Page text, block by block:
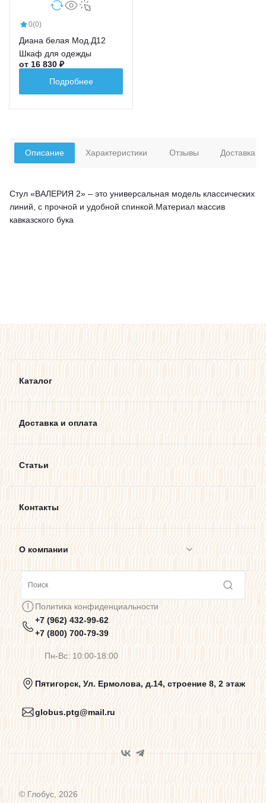
0(0)
Диана белая Мод.Д12
Шкаф для одежды
от 16 830 ₽
Подробнее
Описание
Стул «ВАЛЕРИЯ 2» – это универсальная модель классических
линий, с прочной и удобной спинкой.Материал массив
кавказского бука
Характеристики Отзывы Доставка
Каталог
Доставка и оплата
Статьи
Контакты
О компании
Предупреждения о цветопередаче
Политика конфиденциальности
Пользовательское соглашение
Программа лояльности
Политика конфиденциальности
+7 (962) 432-99-62
+7 (800) 700-79-39
Пн-Вс: 10:00-18:00
Пятигорск, Ул. Ермолова, д.14, строение 8, 2 этаж
globus.ptg@mail.ru
© Глобус, 2026